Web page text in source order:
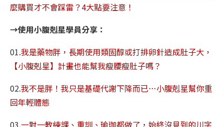
麼購買才不會踩雷？4大點要注意！
→使用小腹剋星學員分享：
01.我是藥物胖，長期使用類固醇或打排卵針造成肚子大，
【小腹剋星】計畫也能幫我瘦腰瘦肚子嗎？
02.我不是胖！我只是基礎代謝下降而已⋯小腹剋星幫你重
回年輕體態
03.一對一教練課、重訓、瑜珈都做了，始終沒見到的川字